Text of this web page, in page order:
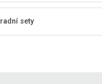
sety